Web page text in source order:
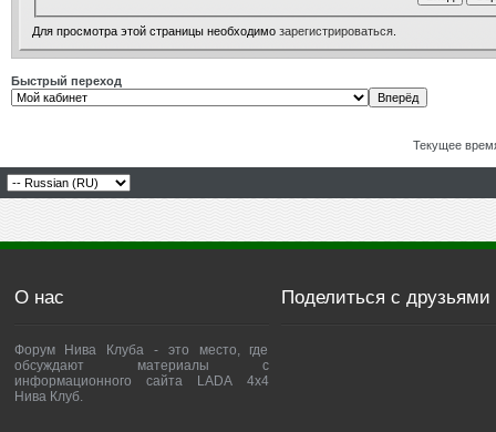
Для просмотра этой страницы необходимо зарегистрироваться
Быстрый переход
Текущее
О нас
Форум Нива Клуба - это место, где
обсуждают материалы с
информационного сайта LADA 4x4
Нива Клуб.
Поделиться с друзьями